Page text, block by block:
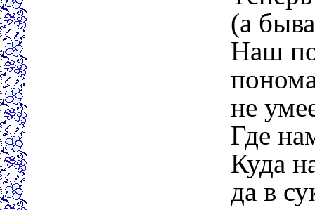
(а
Наш
не
Где
Куда
да в